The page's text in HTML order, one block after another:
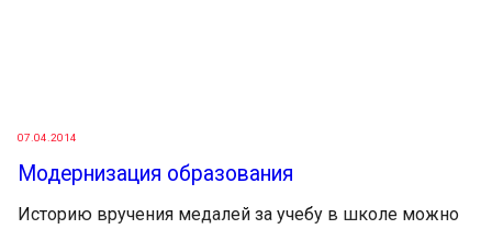
07.04.2014
Модернизация образования
Историю вручения медалей за учебу в школе можно